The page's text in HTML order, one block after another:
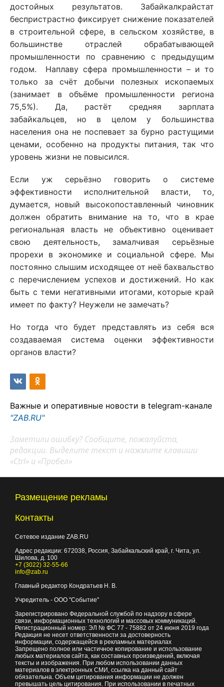
достойных результатов. Забайкалкрайстат
беспристрастно фиксирует снижение показателей
в строительной сфере, в сельском хозяйстве, в
большинстве отраслей обрабатывающей
промышленности по сравнению с предыдущим
годом. Наплаву сфера промышленности – и то
только за счёт добычи полезных ископаемых
(занимает в объёме промышленности региона
75,5%). Да, растёт средняя зарплата
забайкальцев, но в целом у большинства
населения она не поспевает за бурно растущими
ценами, особенно на продукты питания, так что
уровень жизни не повысился.
Если уж серьёзно говорить о системе
эффективности исполнительной власти, то,
думается, новый высокопоставленный чиновник
должен обратить внимание на то, что в крае
региональная власть не объективно оценивает
свою деятельность, замалчивая серьёзные
прорехи в экономике и социальной сфере. Мы
постоянно слышим исходящее от неё бахвальство
с перечислением успехов и достижений. Но как
быть с теми негативными итогами, которые край
имеет по факту? Неужели не замечать?
Но тогда что будет представлять из себя вся
создаваемая система оценки эффективности
органов власти?
Важные и оперативные новости в telegram-канале
"ZAB.RU"
Заметили ошибку? Сообщите, пожалуйста,
редакции. Выделите текст и нажмите клавиши
«Ctrl» и «Пробел»
Размещение рекламы
Контакты
Сетевое издание ZAB.RU
Адрес редакции: 672038, Россия, Забайкальский край, г. Чита, ул.
Шилова, д. 100
+7 (3022) 32-55-66
info@zab.ru
Главный редактор Кондратьев Н. В.
Учредитель - ООО "Событие"
Зарегистрировано Федеральной службой по надзору в сфере
связи, информационных технологий и массовых коммуникаций.
Регистрационный номер: ЭЛ № ФС 77 - 75882 от 24 июня 2019 года
Редакция не несет ответственности за достоверность
информации, содержащейся в рекламных материалах
Запрещено полное или частичное копирование и использование
любых материалов сайта, как составных произведений, включая
тексты и изображения. При любом использовании данных
материалов в электронных СМИ, ссылка на данный сайт
обязательна. Объем цитирования информации не должен
превышать цель цитирования. При использовании в печатных